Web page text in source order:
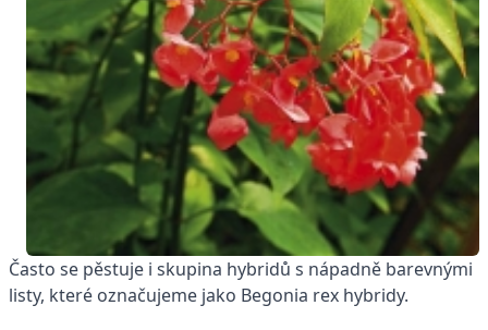
Často se pěstuje i skupina hybridů s nápadně barevnými
listy, které označujeme jako Begonia rex hybridy.